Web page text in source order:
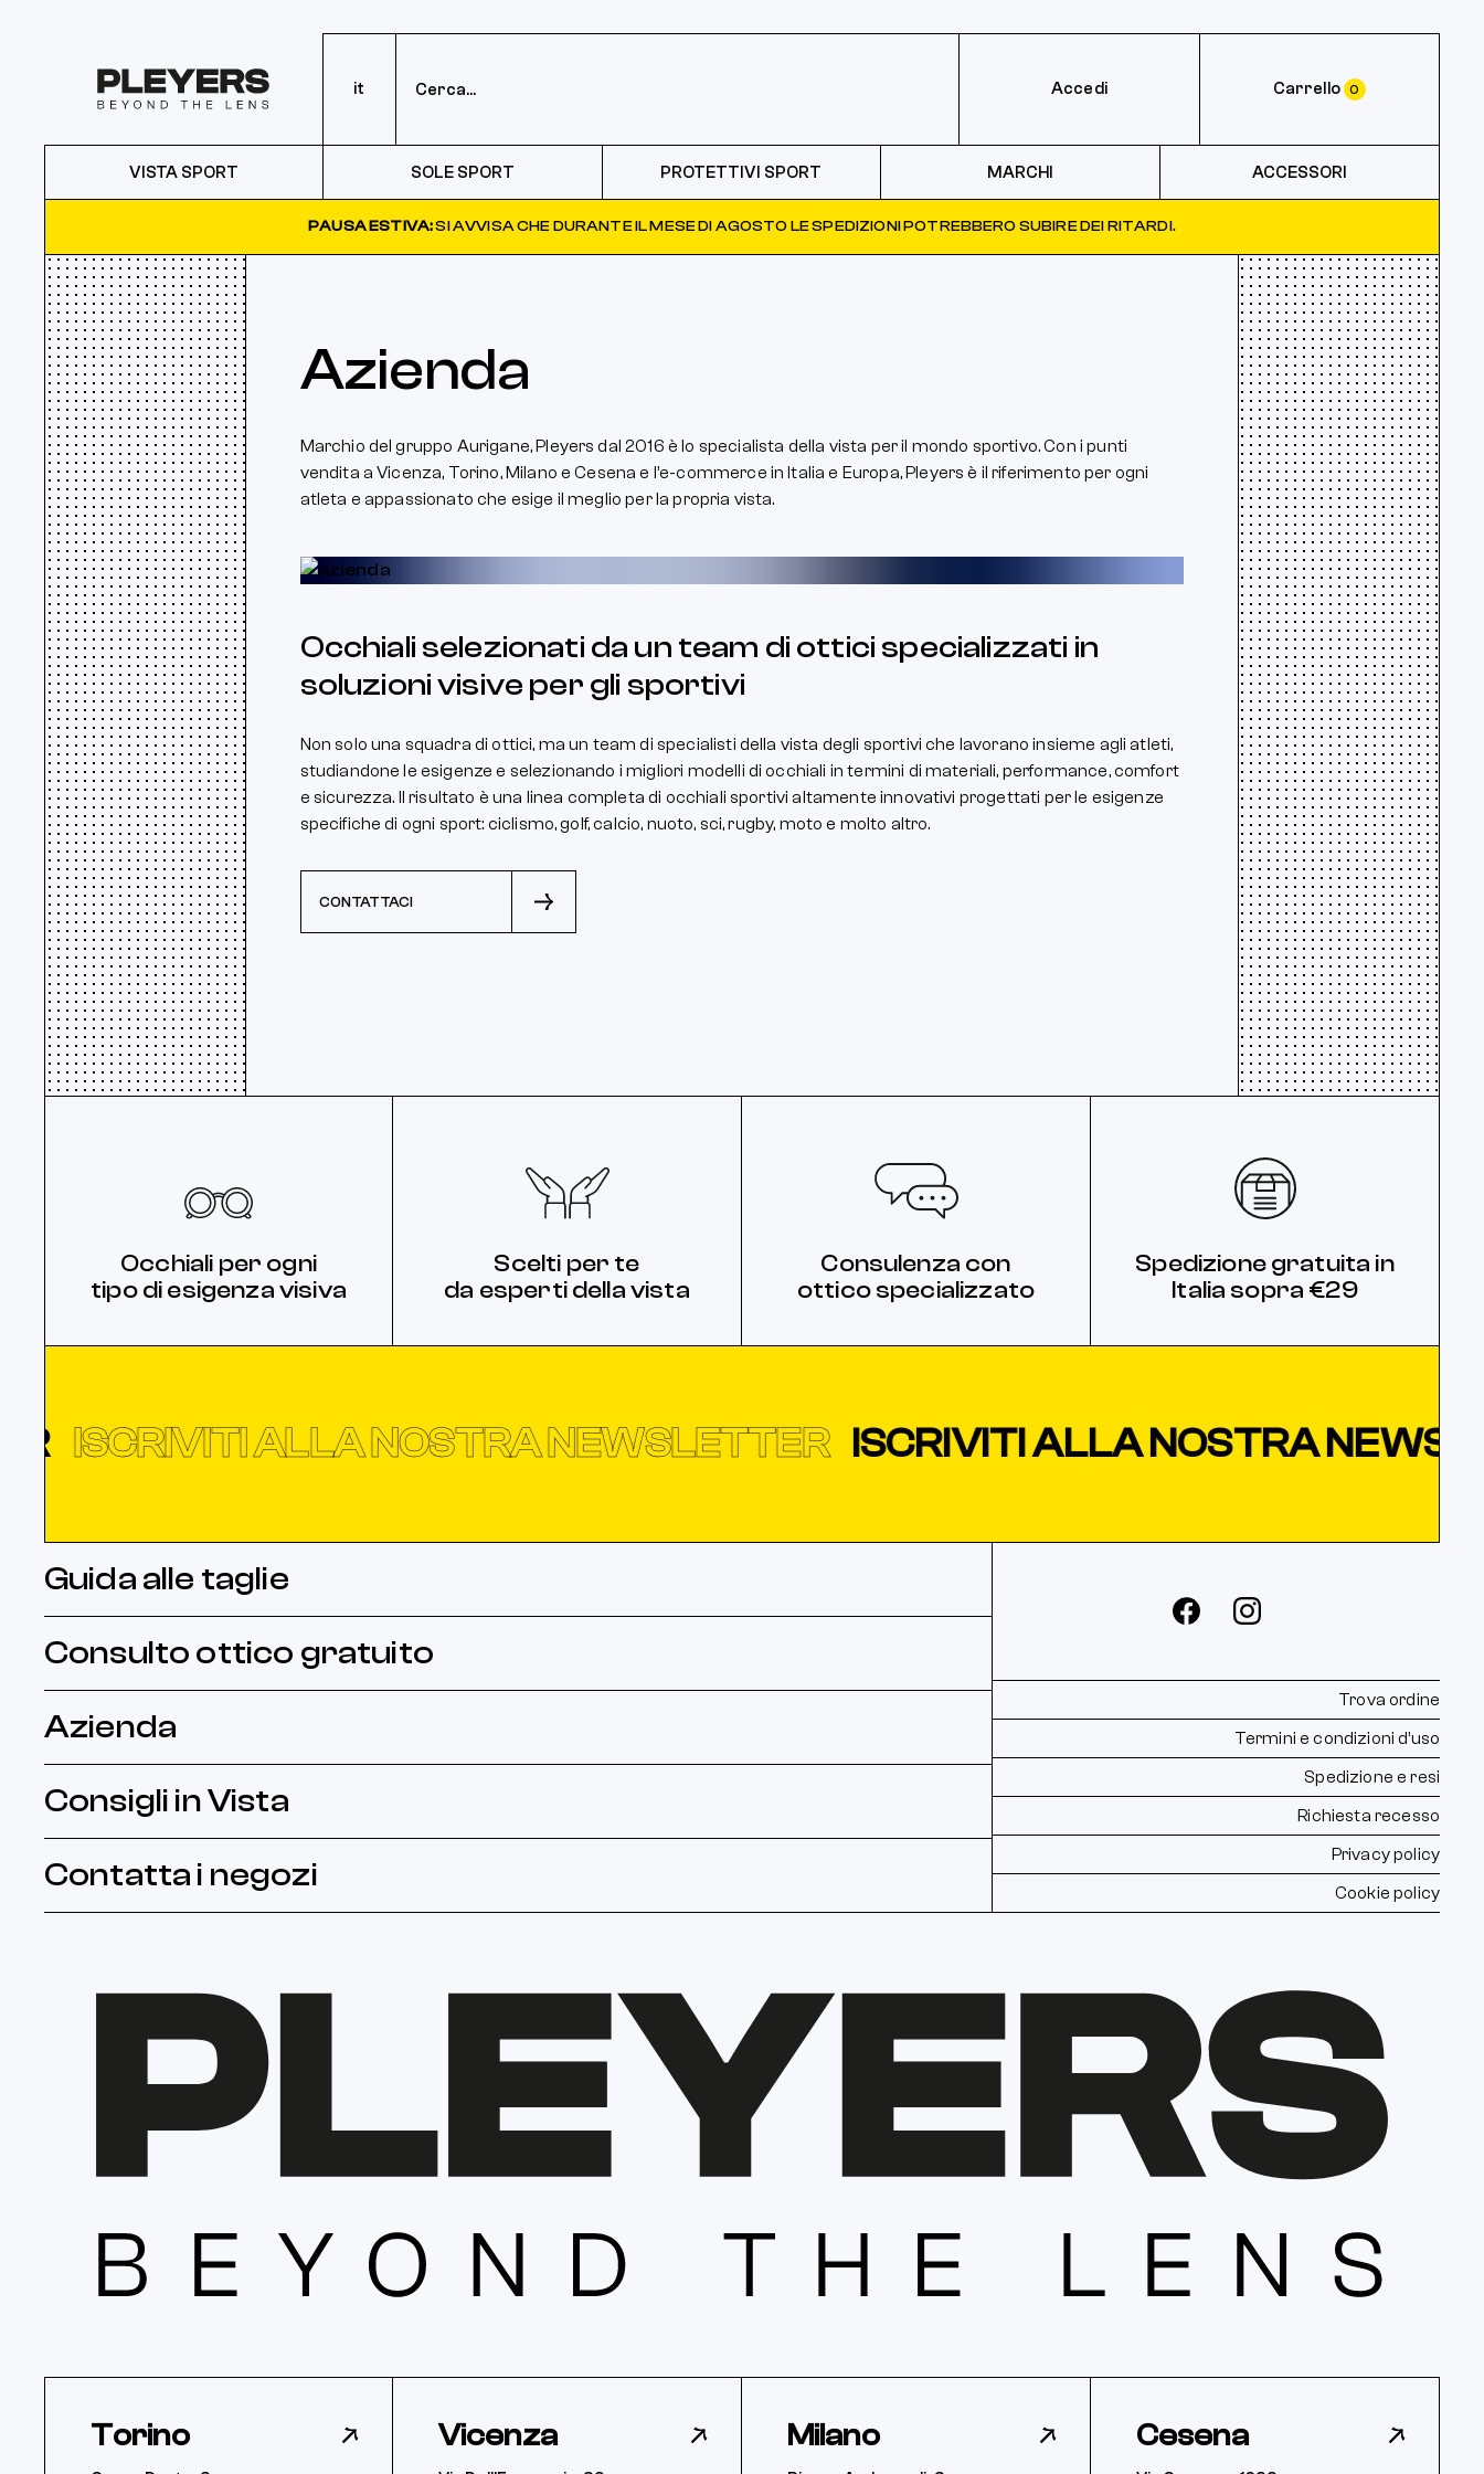
it Accedi Carrello 0
VISTA SPORT SOLE SPORT PROTETTIVI SPORT MARCHI ACCESSORI
PAUSA ESTIVA:SI AVVISA CHE DURANTE IL MESE DI AGOSTO LE SPEDIZIONI POTREBBERO SUBIRE DEI RITARDI.
Azienda
Marchio del gruppo Aurigane, Pleyers dal 2016 è lo specialista della vista per il mondo sportivo. Con i punti
vendita a Vicenza, Torino, Milano e Cesena e l’e-commerce in Italia e Europa, Pleyers è il riferimento per ogni
atleta e appassionato che esige il meglio per la propria vista.
Occhiali selezionati da un team di ottici specializzati in
soluzioni visive per gli sportivi
Non solo una squadra di ottici, ma un team di specialisti della vista degli sportivi che lavorano insieme agli atleti,
studiandone le esigenze e selezionando i migliori modelli di occhiali in termini di materiali, performance, comfort
e sicurezza. Il risultato è una linea completa di occhiali sportivi altamente innovativi progettati per le esigenze
specifiche di ogni sport: ciclismo, golf, calcio, nuoto, sci, rugby, moto e molto altro.
CONTATTACI
Occhiali per ogni
tipo di esigenza visiva
Scelti per te
da esperti della vista
Consulenza con
ottico specializzato
Spedizione gratuita in
Italia sopra €29
ISCRIVITI ALLA NOSTRA NEWSLETTER ISCRIVITI ALLA NOSTRA
Guida alle taglie
Consulto ottico gratuito
Azienda
Consigli in Vista
Contatta i negozi
Trova ordine
Termini e condizioni d’uso
Spedizione e resi
Richiesta recesso
Privacy policy
Cookie policy
Torino Vicenza Milano Cesena